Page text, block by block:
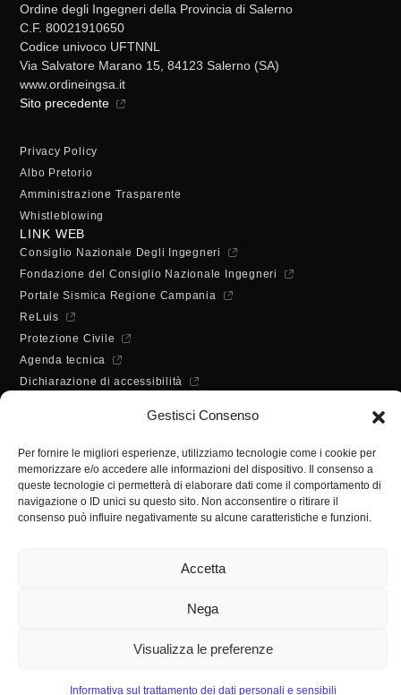
Gestisci Consenso
Per fornire le migliori esperienze, utilizziamo tecnologie come i cookie per
memorizzare e/o accedere alle informazioni del dispositivo. Il consenso a
queste tecnologie ci permetterà di elaborare dati come il comportamento di
navigazione o ID unici su questo sito. Non acconsentire o ritirare il
consenso può influire negativamente su alcune caratteristiche e funzioni.
Accetta
Nega
Visualizza le preferenze
Informativa sul trattamento dei dati personali e sensibili
Ordine degli Ingegneri della Provincia di Salerno
C.F. 80021910650
Codice univoco UFTNNL
Via Salvatore Marano 15, 84123 Salerno (SA)
www.ordineingsa.it
Sito precedente
Privacy Policy
Albo Pretorio
Amministrazione Trasparente
Whistleblowing
LINK WEB
Consiglio Nazionale Degli Ingegneri
Fondazione del Consiglio Nazionale Ingegneri
Portale Sismica Regione Campania
ReLuis
Protezione Civile
Agenda tecnica
Dichiarazione di accessibilità
Lunedì - Mercoledì - Venerdì:
Martedì - Giovedì:
10:00 - 12:00 / 14:30 - 16:30
SEGRETERIA